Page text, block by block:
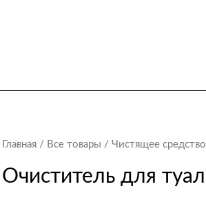
Главная / Все товары / Чистящее
Очиститель для